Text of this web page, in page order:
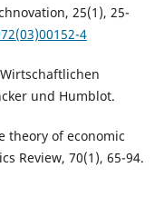
25(1), 25-
4
und Humblot.
theory of economic
Review, 70(1), 65-94.